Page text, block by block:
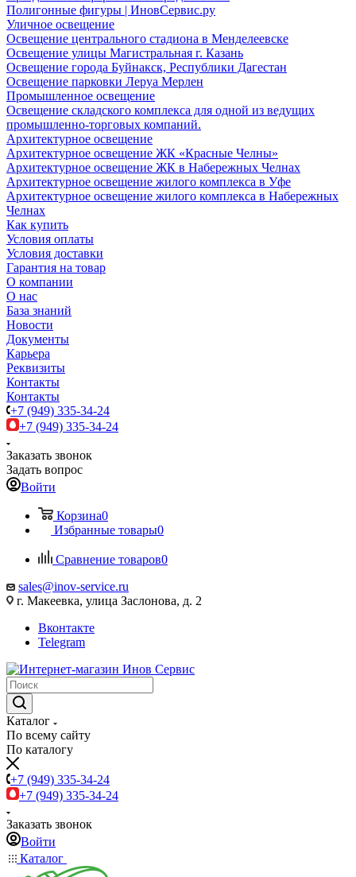
Полигонные фигуры | ИновСервис.ру
Уличное освещение
Освещение центрального стадиона в Менделеевске
Освещение улицы Магистральная г. Казань
Освещение города Буйнакск, Республики Дагестан
Освещение парковки Леруа Мерлен
Промышленное освещение
Освещение складского комплекса для одной из ведущих
промышленно-торговых компаний.
Архитектурное освещение
Архитектурное освещение ЖК «Красные Челны»
Архитектурное освещение ЖК в Набережных Челнах
Архитектурное освещение жилого комплекса в Уфе
Архитектурное освещение жилого комплекса в Набережных
Челнах
Как купить
Условия оплаты
Условия доставки
Гарантия на товар
О компании
О нас
База знаний
Новости
Документы
Карьера
Реквизиты
Контакты
Контакты
+7 (949) 335-34-24
+7 (949) 335-34-24
Заказать звонок
Задать вопрос
Войти
Корзина0
Избранные товары0
Сравнение товаров0
sales@inov-service.ru
г. Макеевка, улица Заслонова, д. 2
Вконтакте
Telegram
Каталог
По всему сайту
По каталогу
+7 (949) 335-34-24
+7 (949) 335-34-24
Заказать звонок
Войти
Каталог